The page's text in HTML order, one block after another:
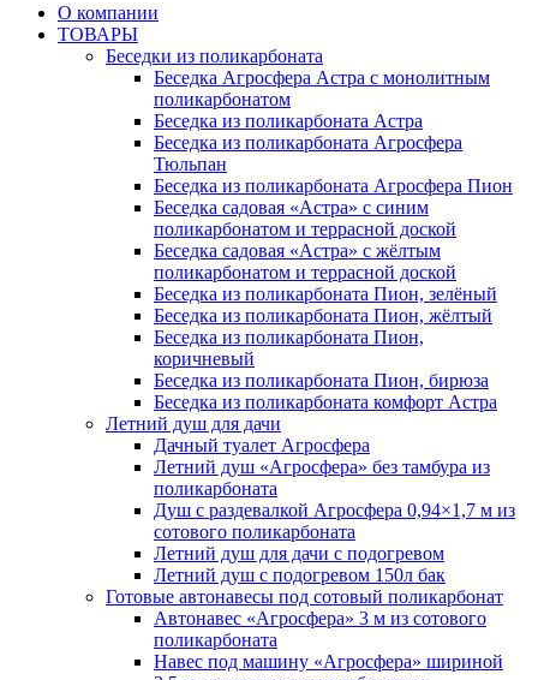
О компании
ТОВАРЫ
Беседки из поликарбоната
Беседка Агросфера Астра с монолитным
поликарбонатом
Беседка из поликарбоната Астра
Беседка из поликарбоната Агросфера
Тюльпан
Беседка из поликарбоната Агросфера Пион
Беседка садовая «Астра» с синим
поликарбонатом и террасной доской
Беседка садовая «Астра» с жёлтым
поликарбонатом и террасной доской
Беседка из поликарбоната Пион, зелёный
Беседка из поликарбоната Пион, жёлтый
Беседка из поликарбоната Пион,
коричневый
Беседка из поликарбоната Пион, бирюза
Беседка из поликарбоната комфорт Астра
Летний душ для дачи
Дачный туалет Агросфера
Летний душ «Агросфера» без тамбура из
поликарбоната
Душ с раздевалкой Агросфера 0,94×1,7 м из
сотового поликарбоната
Летний душ для дачи с подогревом
Летний душ с подогревом 150л бак
Готовые автонавесы под сотовый поликарбонат
Автонавес «Агросфера» 3 м из сотового
поликарбоната
Навес под машину «Агросфера» шириной